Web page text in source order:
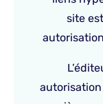
site